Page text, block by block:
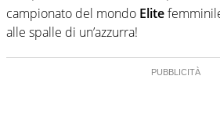
campionato del mondo Elite
alle spalle di un’azzurra!